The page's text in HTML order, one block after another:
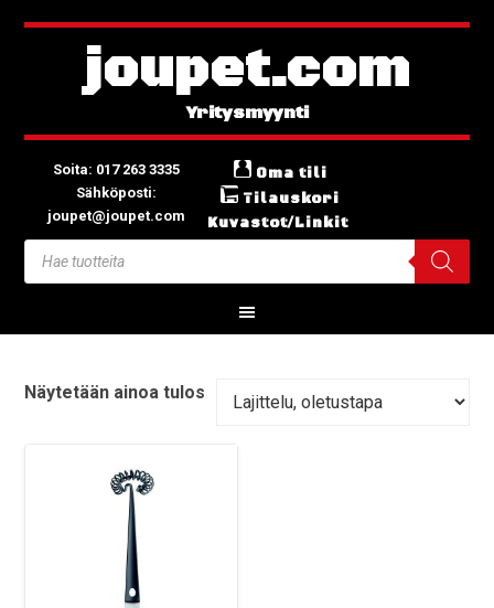
joupet.com
Soita: 017 263 3335
Sähköposti:
joupet@joupet.com
Oma tili
Tilauskori
Kuvastot/Linkit
Näytetään ainoa tulos